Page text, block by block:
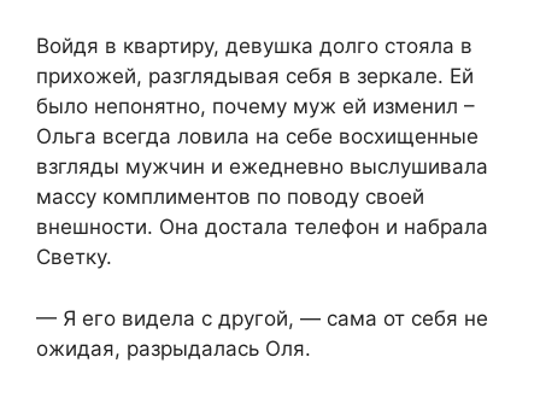
Войдя в квартиру, девушка долго стояла в
прихожей, разглядывая себя в зеркале. Ей
было непонятно, почему муж ей изменил –
Ольга всегда ловила на себе восхищенные
взгляды мужчин и ежедневно выслушивала
массу комплиментов по поводу своей
внешности. Она достала телефон и набрала
Светку.
— Я его видела с другой, — сама от себя не
ожидая, разрыдалась Оля.